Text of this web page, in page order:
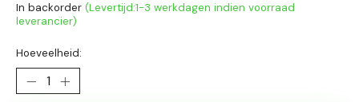
In backorder (Levertijd:1-3 werkdagen indien voorraad
leverancier)
Hoeveelheid: